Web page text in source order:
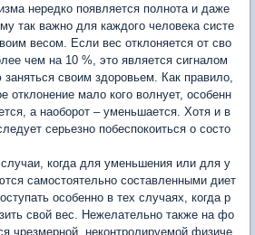
нередко появляется полнота и даже
так важно для каждого человека систе
весом. Если вес отклоняется от сво
чем на 10 %, это является сигналом
заняться своим здоровьем. Как правило,
отклонение мало кого волнует, особенн
а наоборот – уменьшается. Хотя и в
серьезно побеспокоиться о состо
когда для уменьшения или для у
самостоятельно составленными диет
особенно в тех случаях, когда р
свой вес. Нежелательно также на фо
чрезмерной, неконтролируемой физиче